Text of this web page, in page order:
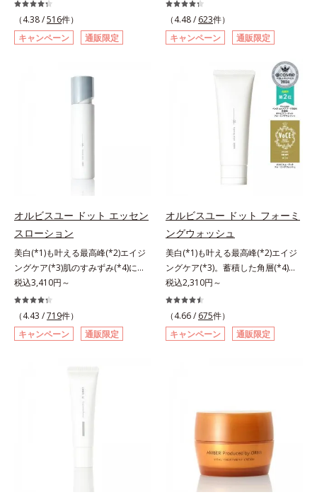
分解コラーゲン、イソステアロイル
加水分解シルク、スフィンゴ糖脂
質、トコフェロール、グリセリン、
ヒアルロン酸ヒドロキシプロピルト
リモニウム、フェノキシエタノー
ル）*2 髪の乾燥、乾燥によるパサ
つき*3 毛髪にうるおい、ハリを与
へ。今の自分の肌も未来の肌もあき
らめない、自分史上最高の冴えわた
る透明美肌(*4)を目指すには、美肌
ミを予防するお手入れを続けること
ーラ・オルビスグループ独自の美白
ミの原因になると考えられる“メラ
ニンの塊”を居座らせない(*1)、粉砕
と排出サポート(*5)の2ステップで
メラニンの蓄積を抑え、シミ・ソバ
カスを防ぎます。さらに、「アルテ
アネスレ(*6)」を配合し、うるおい
に満ちた自分本来の澄み渡るような
透明感を目指します。手に取った
時、なじませた時、後肌、と3段階
に変化するテクスチャーは、肌にす
ばやくなじみ、毎日の美白ケアを楽
しくする使いごこちを叶えました。
*1 メラニンの蓄積を抑え、シミ・
ソバカスを防ぐ*2 デクスパンテノ
と*4 うるおいによる透明感のある
肌*5 ターンオーバーを促進して、
メラニンの塊を微細化すること*6
アルテアエキス配合＝保湿成分各商
（4.38 /516件）
キャンペーン
通販限定
る肌悩み(*2)にブレーキをかけ、化
粧水前の土台(*3)づくりで、うるお
いに満ち満ちた内側から弾むような
ハリ肌へ。化粧水は二度塗りしない
と不安…。いろいろケアしているの
に、あと一歩肌悩みが晴れない…。
そんな大人の肌悩みにアプローチす
る先行型美容液です。日本初(*1)、
毛穴約1/1000ナノサイズの極小カ
プセルの表面は肌になじみやすい構
造(*4)。内包した美容成分(*5)の浸
おいの通り道”を作って化粧水のな
じみ感をUP。化粧水前に使うこと
で、普段の化粧水の手ごたえをより
実感できる、しっとり整った肌状態
へ。化粧水前に2プッシュ使うだけ
で、うるおいのすき間にぐんぐん入
り込み、うるおいで満ち満ちたハリ
のある美肌へと整えます。*1 クチ
ナシ果実エキス、ハトムギ種子エキ
ス、ユズ果実エキス、水添レシチ
るおい不足など*3 お手入れのファ
ーストステップのこと*4 細胞間脂
質に類似した構造*5 保湿成分
（4.48 / 623件）
キャンペーン
通販限定
オルビスユー ドット エッセン
スローション
美白(*1)も叶える最高峰(*2)エイジ
ングケア(*3)肌のすみずみ(*4)にし
みわたるうるおい充満ローション。
ハリも透明感(*5)も結果主義。年齢
サイン(*6)の因子に着目した肌科学
エイジングケア(*3)シリーズ。オル
ビスユー ドットシリーズは、年齢
ではなく、肌で起きていることの根
本原因に着目。加齢とともに現れる
年齢サインについて研究を進めたと
ころ、弾力感のない状態である「ハ
そこでオルビスユー ドットシリー
税込3,410円～
（4.43 /719件）
キャンペーン
通販限定
オルビスユー ドット フォーミ
ングウォッシュ
美白(*1)も叶える最高峰(*2)エイジ
ングケア(*3)。蓄積した角層(*4)を
絡めとりくすみ(*5)を晴らす高密着
マイルドピーリング(*6)洗顔料。ハ
リも透明感(*7)も結果主義。年齢サ
イン(*8)の因子に着目した肌科学エ
イジングケア(*3)シリーズ。オルビ
齢サインについて研究を進めたとこ
ろ、弾力感のない状態である「ハリ
のなさ」や、くすみ(*5)などが現れ
ている状態である「透明感のなさ」
が、大人の肌印象に大きな影響を与
えていることがわかりました。そこ
税込2,310円～
（4.66 / 675件）
キャンペーン
通販限定